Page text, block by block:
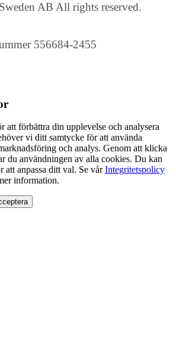
AB All rights reserved.
556684-2455
att förbättra din upplevelse och analysera
vi ditt samtycke för att använda
och analys. Genom att klicka
du användningen av alla cookies. Du kan
anpassa ditt val. Se vårIntegritetspolicy
information.